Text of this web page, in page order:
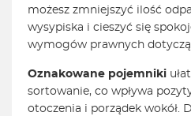
możesz zmniejszyć ilość
wysypiska i cieszyć się
wymogów prawnych
Oznakowane pojemniki
sortowanie, co wpływa
otoczenia i porządek wokół.